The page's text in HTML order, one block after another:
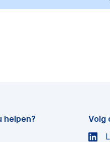
helpen?
Volg